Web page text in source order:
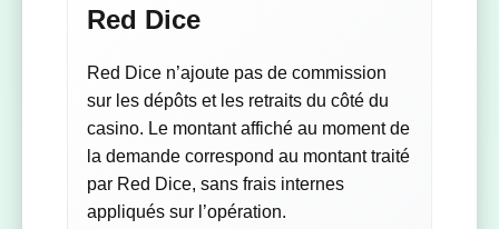
Red Dice
Red Dice n’ajoute pas de commission
sur les dépôts et les retraits du côté du
casino. Le montant affiché au moment de
la demande correspond au montant traité
par Red Dice, sans frais internes
appliqués sur l’opération.